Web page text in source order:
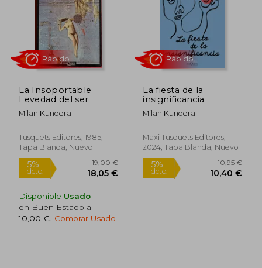
5% 14,00 €
Rápido
5%
dcto.
Rápido
La Insoportable
Levedad del ser
Milan Kundera
Tusquets Editores, 1985,
Tapa Blanda, Nuevo
Disponible Usado
en Buen Estado a
10,00 € Comprar Usado
La fiesta de la
insignificancia
Milan Kundera
Maxi Tusquets Editores,
2024, Tapa Blanda, Nuevo